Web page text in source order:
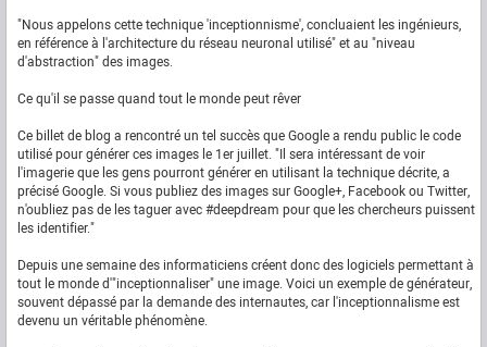
"Nous appelons cette technique 'inceptionnisme', concluaient les ingénieurs,
en référence à l'architecture du réseau neuronal utilisé" et au "niveau
d'abstraction" des images.
Ce qu'il se passe quand tout le monde peut rêver
Ce billet de blog a rencontré un tel succès que Google a rendu public le code
utilisé pour générer ces images le 1er juillet. "Il sera intéressant de voir
l'imagerie que les gens pourront générer en utilisant la technique décrite, a
précisé Google. Si vous publiez des images sur Google+, Facebook ou Twitter,
n'oubliez pas de les taguer avec #deepdream pour que les chercheurs puissent
les identifier."
Depuis une semaine des informaticiens créent donc des logiciels permettant à
tout le monde d'"inceptionnaliser" une image. Voici un exemple de générateur,
souvent dépassé par la demande des internautes, car l'inceptionnalisme est
devenu un véritable phénomène.